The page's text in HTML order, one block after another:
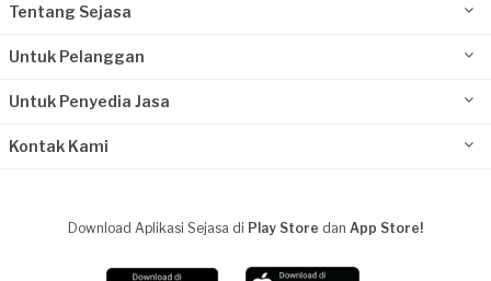
Tentang Sejasa
Untuk Pelanggan
Untuk Penyedia Jasa
Kontak Kami
Download Aplikasi Sejasa di Play Store dan App Store!